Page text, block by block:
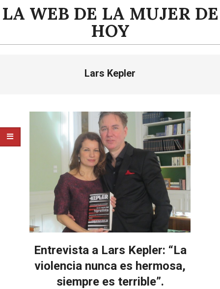
Saltar
alLA WEB DE LA MUJER DE
HOY
Lars Kepler
Entrevista a Lars Kepler: “La
violencia nunca es hermosa,
siempre es terrible”.